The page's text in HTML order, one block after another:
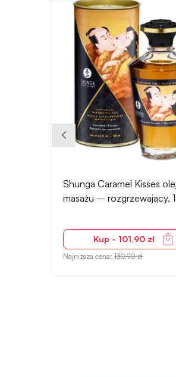
Shunga Caramel Kisses
masażu – rozgrzewający,
Kup - 101,90 zł
Najniższa cena: 130,90 zł